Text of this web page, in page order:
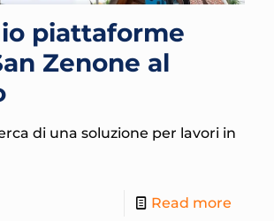
piattaforme
Zenone al
di una soluzione per lavori in
Read more